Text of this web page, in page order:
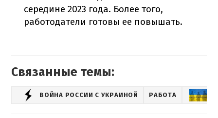
середине 2023 года. Более того,
работодатели готовы ее повышать.
Связанные темы:
ВОЙНА РОССИИ С УКРАИНОЙ РАБОТА